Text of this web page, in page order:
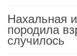
Нахальная
породила
случилось